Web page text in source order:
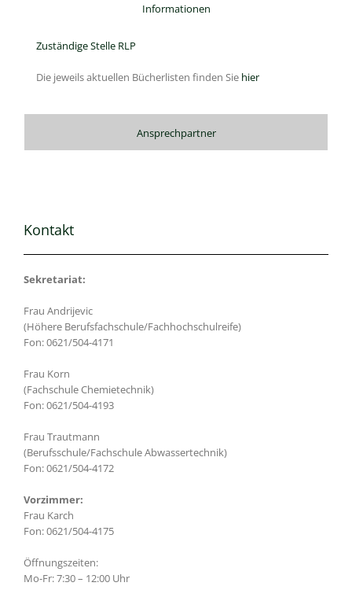
Informationen
Zuständige Stelle RLP
Die jeweils aktuellen Bücherlisten finden Sie hier
Ansprechpartner
Kontakt
Sekretariat:
Frau Andrijevic
(Höhere Berufsfachschule/Fachhochschulreife)
Fon: 0621/504-4171
Frau Korn
(Fachschule Chemietechnik)
Fon: 0621/504-4193
Frau Trautmann
(Berufsschule/Fachschule Abwassertechnik)
Fon: 0621/504-4172
Vorzimmer:
Frau Karch
Fon: 0621/504-4175
Öffnungszeiten:
Mo-Fr: 7:30 – 12:00 Uhr